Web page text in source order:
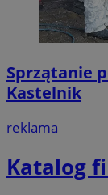
Sprzątanie
Kastelnik
reklama
Katalog